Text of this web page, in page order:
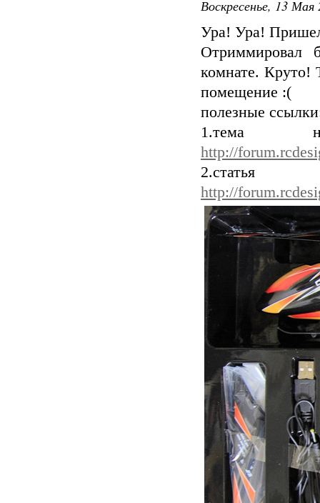
Воскресенье, 13
Ура! Ура!
Отриммировал
комнате. Круто!
помещение :(
полезные
1.тема на
http://
http://